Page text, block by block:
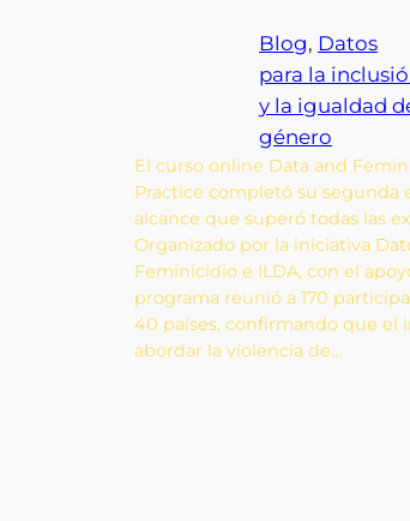
Blog, Datos
para la
y la igualdad
género
El curso online Data and
Practice completó su segunda
alcance que superó todas las
Organizado por la iniciativa
Feminicidio e ILDA, con el
programa reunió a 170
40 países, confirmando que el
abordar la violencia de…